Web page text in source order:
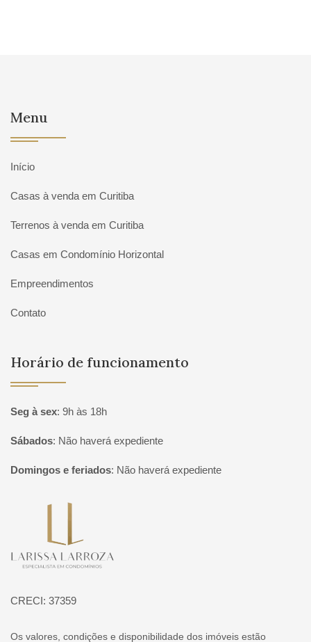
Menu
Início
Casas à venda em Curitiba
Terrenos à venda em Curitiba
Casas em Condomínio Horizontal
Empreendimentos
Contato
Horário de funcionamento
Seg à sex: 9h às 18h
Sábados: Não haverá expediente
Domingos e feriados: Não haverá expediente
CRECI: 37359
Os valores, condições e disponibilidade dos imóveis estão